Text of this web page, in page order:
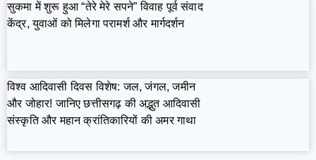
सुकमा में शुरू हुआ “तेरे मेरे सपने” विवाह पूर्व संवाद
केंद्र, युवाओं को मिलेगा परामर्श और मार्गदर्शन
विश्व आदिवासी दिवस विशेष: जल, जंगल, जमीन
और जोहार! जानिए छत्तीसगढ़ की अद्भुत आदिवासी
संस्कृति और महान क्रांतिकारियों की अमर गाथा